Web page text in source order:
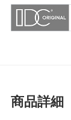
商品詳細